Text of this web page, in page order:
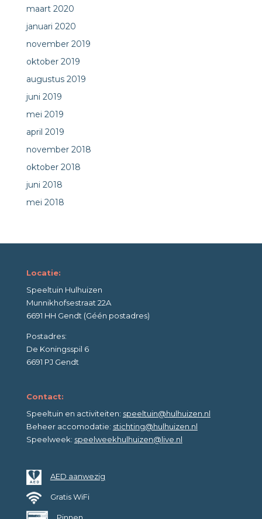
maart 2020
januari 2020
november 2019
oktober 2019
augustus 2019
juni 2019
mei 2019
april 2019
november 2018
oktober 2018
juni 2018
mei 2018
Locatie:
Speeltuin Hulhuizen
Munnikhofsestraat 22A
6691 HH Gendt (Géén postadres)
Postadres:
De Koningsspil 6
6691 PJ Gendt
Contact:
Speeltuin en activiteiten: speeltuin@hulhuizen.nl
Beheer accomodatie: stichting@hulhuizen.nl
Speelweek: speelweekhulhuizen@live.nl
AED aanwezig
Gratis WiFi